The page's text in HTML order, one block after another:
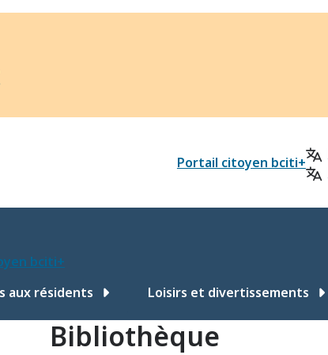
Portail citoyen bciti+
bciti+
aux résidents Loisirs et divertissements
Bibliothèque